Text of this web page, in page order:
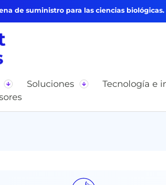
de suministro para las ciencias biológicas.
Soluciones Tecnología e